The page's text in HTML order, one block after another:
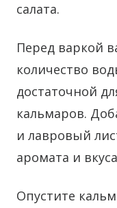
салата.
Перед варкой
количество
достаточной
кальмаров.
и лавровый
аромата и
Опустите